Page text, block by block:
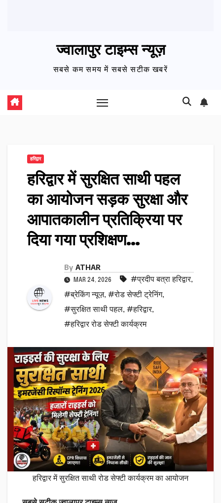
ज्वालापुर टाइम्स न्यूज़
सबसे कम समय में सबसे सटीक खबरें
हरिद्वार
हरिद्वार में सुरक्षित साथी पहल
का आयोजन सड़क सुरक्षा और
आपातकालीन प्रतिक्रिया पर
दिया गया प्रशिक्षण…
By ATHAR
MAR 24, 2026 #प्रदीप बत्रा हरिद्वार,
#ब्रेकिंग न्यूज़, #रोड सेफ्टी ट्रेनिंग,
#सुरक्षित साथी पहल, #हरिद्वार,
#हरिद्वार रोड सेफ्टी कार्यक्रम
हरिद्वार में सुरक्षित साथी रोड सेफ्टी कार्यक्रम का आयोजन